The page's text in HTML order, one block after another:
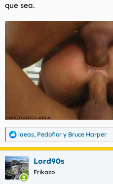
que sea.
R
e
a
c
c
i
laeas, Pedoflor y Bruce Harper
Lord90s
Frikazo